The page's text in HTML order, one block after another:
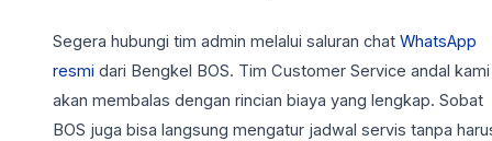
Segera hubungi tim admin melalui saluran chat WhatsApp
resmi dari Bengkel BOS. Tim Customer Service andal kami
akan membalas dengan rincian biaya yang lengkap. Sobat
BOS juga bisa langsung mengatur jadwal servis tanpa